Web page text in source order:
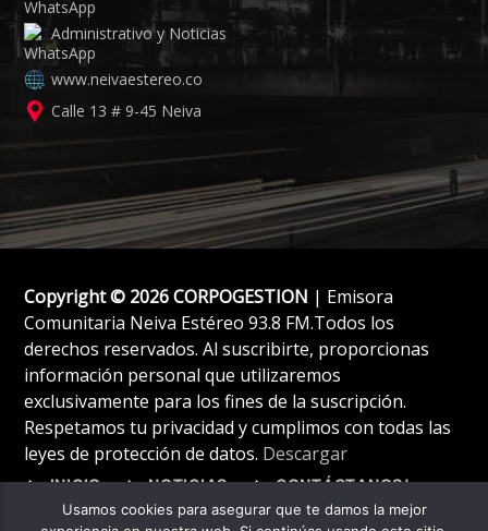
Administrativo y Noticias
www.neivaestereo.co
Calle 13 # 9-45 Neiva
Copyright © 2026 CORPOGESTION | Emisora
Comunitaria Neiva Estéreo 93.8 FM.Todos los
derechos reservados. Al suscribirte, proporcionas
información personal que utilizaremos
exclusivamente para los fines de la suscripción.
Respetamos tu privacidad y cumplimos con todas las
leyes de protección de datos. Descargar
INICIO NOTICIAS CONTÁCTANOS!
Usamos cookies para asegurar que te damos la mejor